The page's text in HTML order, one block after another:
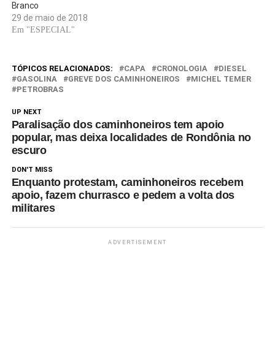
Branco
29 de maio de 2018
Em "ESPECIAL"
TÓPICOS RELACIONADOS: CAPA CRONOLOGIA
DIESEL
GASOLINA
GREVE DOS CAMINHONEIROS
MICHEL TEMER
PETROBRAS
UP NEXT
Paralisação dos caminhoneiros tem apoio
popular, mas deixa localidades de Rondônia no
escuro
DON'T MISS
Enquanto protestam, caminhoneiros recebem
apoio, fazem churrasco e pedem a volta dos
militares
ADVERTISEMENT